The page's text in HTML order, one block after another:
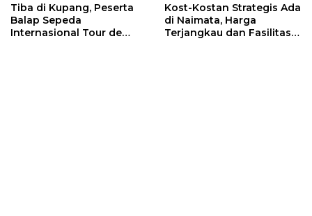
Tiba di Kupang, Peserta
Balap Sepeda
Internasional Tour de
Kost-Kostan Strategis Ada
di Naimata, Harga
Terjangkau dan Fasilitas